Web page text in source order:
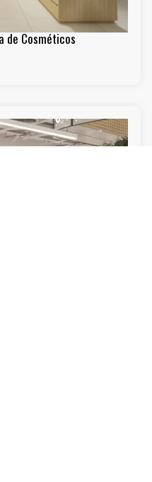
de Cosméticos